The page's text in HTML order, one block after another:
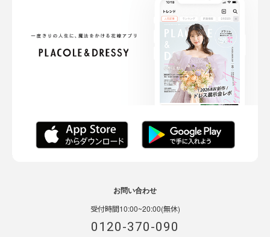
お問い合わせ
受付時間10:00~20:00(無休)
0120-370-090